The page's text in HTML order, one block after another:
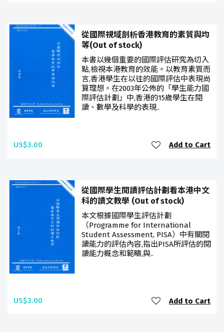
從國際視域剖析香港教育的素質與均
等(Out of stock)
本書以幾個重要的國際評估研究為切入
點,檢視本港教育的效能。以教育素質而
言,香港學生在以往的國際評估中表現尚
算理想。在2003年公佈的「學生能力國
際評估計劃」中,香港的15歲學生在閱
讀、數學及科學的表現..
US$3.00 Add to Cart
從國際學生閱讀評估計劃看本港中文
科的讀文教學 (Out of stock)
本文根據國際學生評估計劃
（Programme for International
Student Assessment, PISA）中有關閱
讀能力的評估內容,指出PISA所評估的閱
讀能力概念和範疇,與..
US$3.00 Add to Cart